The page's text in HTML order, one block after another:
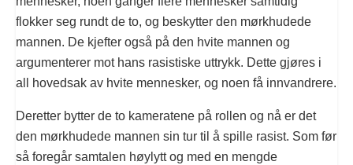
flokker seg rundt de to, og beskytter den mørkhudede
mannen. De kjefter også på den hvite mannen og
argumenterer mot hans rasistiske uttrykk. Dette gjøres i
all hovedsak av hvite mennesker, og noen få innvandrere.
Deretter bytter de to kameratene på rollen og nå er det
den mørkhudede mannen sin tur til å spille rasist. Som før
så foregår samtalen høylytt og med en mengde